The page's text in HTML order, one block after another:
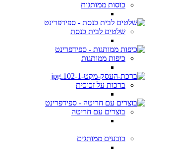
כוסות ממותגות
שלטים לבית כנסת
כיפות ממותגות
ברכות על זכוכית
בוצרים עם חריטה
כובעים ממותגים